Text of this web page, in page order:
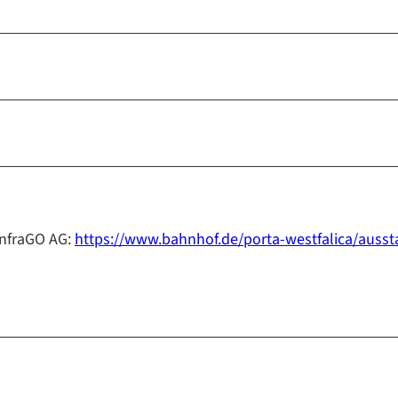
AG: https://www.bahnhof.de/porta-westfalica/